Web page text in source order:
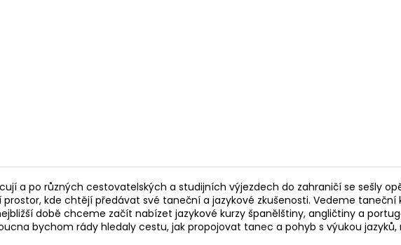
a po různých cestovatelských a studijních výjezdech do zahraničí se sešly
kde chtějí předávat své taneční a jazykové zkušenosti. Vedeme taneční
době chceme začít nabízet jazykové kurzy španělštiny, angličtiny a
bychom rády hledaly cestu, jak propojovat tanec a pohyb s výukou